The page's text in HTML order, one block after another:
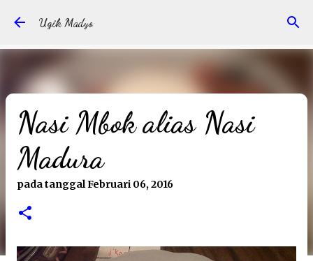
Langsung ke konten utama
Ugik Madyo
Nasi Mbok alias Nasi
Madura
pada tanggalFebruari 06, 2016